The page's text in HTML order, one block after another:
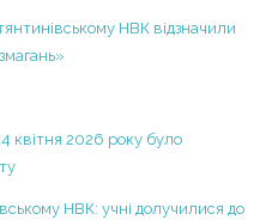
потребами
у зв’язку
НВК відзначили
квітня 2026 року було
НВК: учні долучилися до